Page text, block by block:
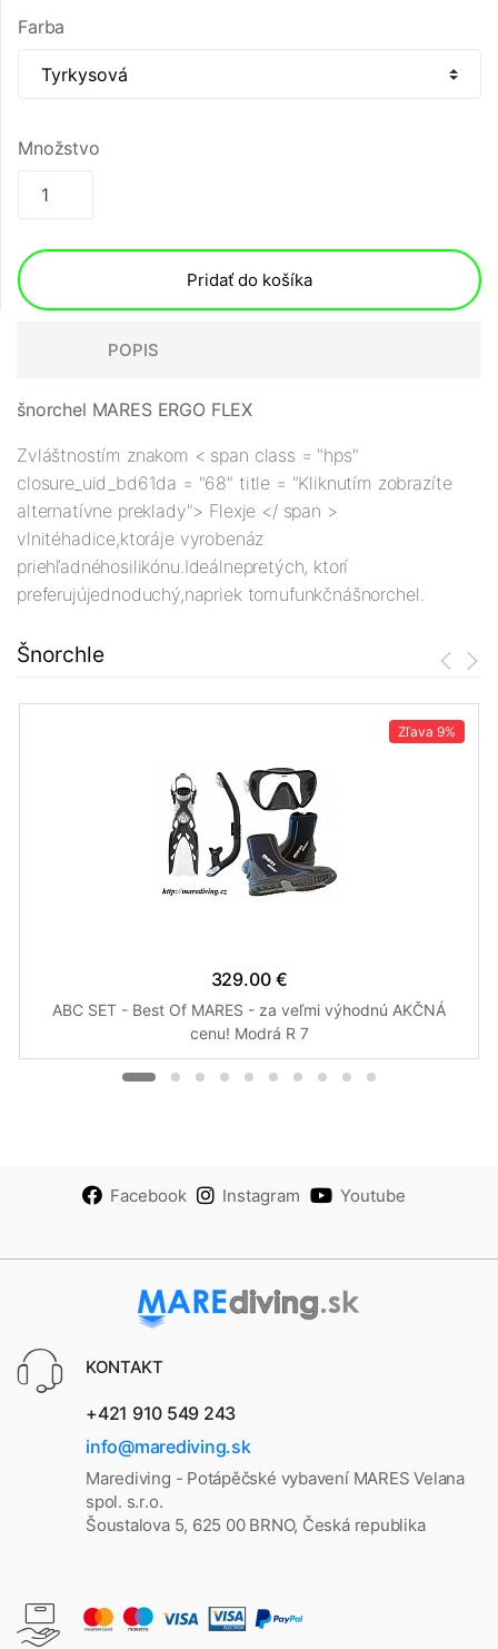
Farba
Množstvo
Pridať do košíka
POPIS
šnorchel MARES ERGO FLEX
Zvláštnostím znakom < span class = "hps"
closure_uid_bd61da = "68" title = "Kliknutím zobrazíte
alternatívne preklady"> Flexje </ span >
vlnitéhadice,ktoráje vyrobenáz
priehľadnéhosilikónu.Ideálnepretých, ktorí
preferujújednoduchý,napriek tomufunkčnášnorchel.
Šnorchle
Zľava 9%
329.00 €
ABC SET - Best Of MARES - za veľmi výhodnú AKČNÁ
cenu! Modrá R 7
Facebook Instagram Youtube
KONTAKT
+421 910 549 243
info@marediving.sk
Marediving - Potápěčské vybavení MARES Velana
spol. s.r.o.
Šoustalova 5, 625 00 BRNO, Česká republika